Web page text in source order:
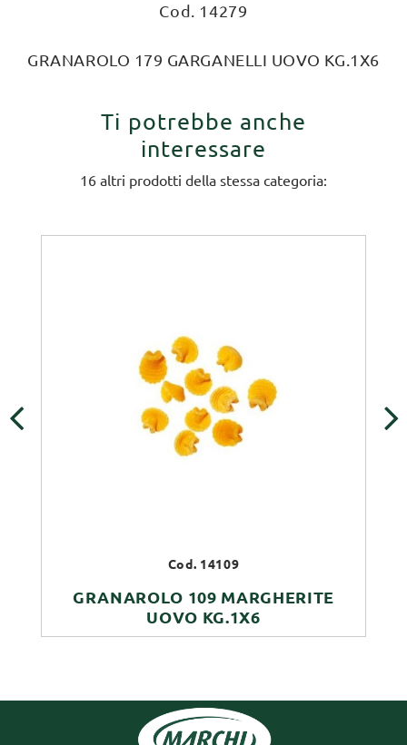
Cod. 14279
GRANAROLO 179 GARGANELLI UOVO KG.1X6
Ti potrebbe anche
interessare
16 altri prodotti della stessa categoria:
Cod. 14109
GRANAROLO 109 MARGHERITE
UOVO KG.1X6